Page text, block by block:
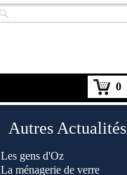
0
Autres Actualités
Les gens d'Oz
La ménagerie de verre